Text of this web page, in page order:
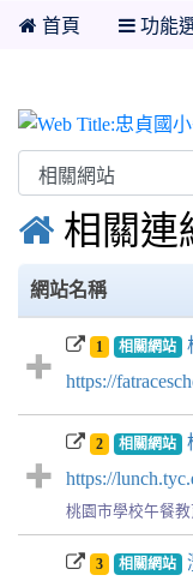
首頁 功能
 相關連
網站名稱
1 相關網站
https://
2 相關網站
https://
桃園市學校午餐教
3 相關網站